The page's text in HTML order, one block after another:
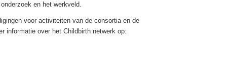
en het werkveld.
voor activiteiten van de consortia en de
informatie over het Childbirth netwerk op: